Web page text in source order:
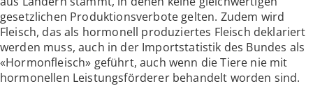
gesetzlichen Produktionsverbote gelten. Zudem wird
Fleisch, das als hormonell produziertes Fleisch deklariert
werden muss, auch in der Importstatistik des Bundes als
«Hormonfleisch» geführt, auch wenn die Tiere nie mit
hormonellen Leistungsförderer behandelt worden sind.